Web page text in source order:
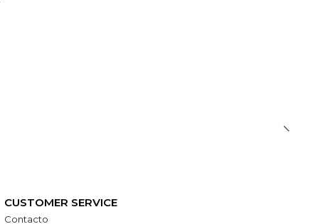
CUSTOMER SERVICE
Contacto